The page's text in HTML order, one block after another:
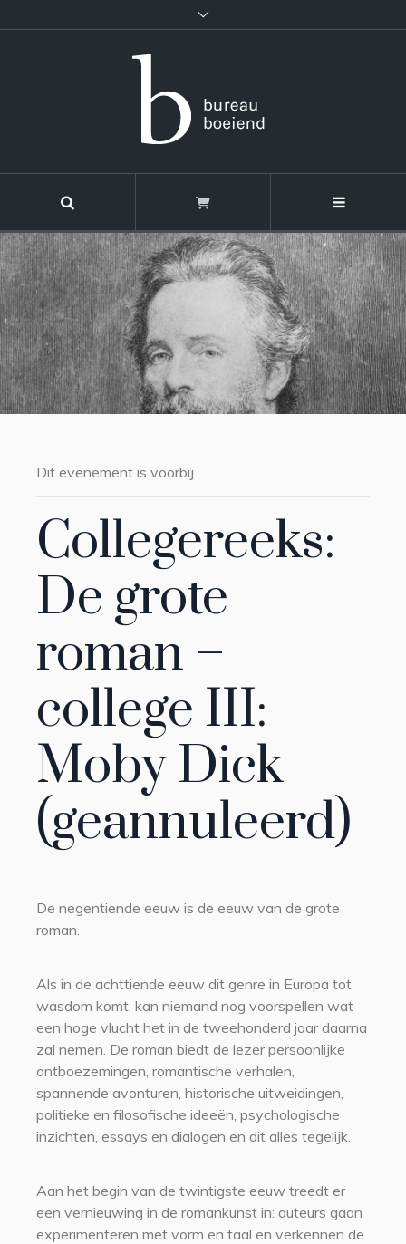
Dit evenement is voorbij.
Collegereeks:
De grote
roman –
college III:
Moby Dick
(geannuleerd)
De negentiende eeuw is de eeuw van de grote
roman.
Als in de achttiende eeuw dit genre in Europa tot
wasdom komt, kan niemand nog voorspellen wat
een hoge vlucht het in de tweehonderd jaar daarna
zal nemen. De roman biedt de lezer persoonlijke
ontboezemingen, romantische verhalen,
spannende avonturen, historische uitweidingen,
politieke en filosofische ideeën, psychologische
inzichten, essays en dialogen en dit alles tegelijk.
Aan het begin van de twintigste eeuw treedt er
een vernieuwing in de romankunst in: auteurs gaan
experimenteren met vorm en taal en verkennen de